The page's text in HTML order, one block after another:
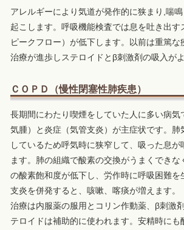
アレルギーにより気道が発作的に狭まり,喘
起こします。呼吸機能検査では息を吐き出す
ピークフロー）が低下します。以前は重篤な
治療が進歩しステロイドとβ刺激剤の吸入がよ
ＣＯＰＤ（慢性閉塞性肺疾患）
長期間にわたり喫煙をしていた人に多い病気
気腫）と炎症（気管支炎）が主症状です。肺
しているため呼気時に狭窄して、吸った息が
ます。肺の組織で酸素の交換がうまくできな
の酸素飽和度が低下し、労作時に呼吸困難を
支炎を併発すると、咳嗽、喀痰が増えます。
治療は内服薬の服用とコリン作動薬、β刺激
テロイドは補助的に使われます。安精時にも